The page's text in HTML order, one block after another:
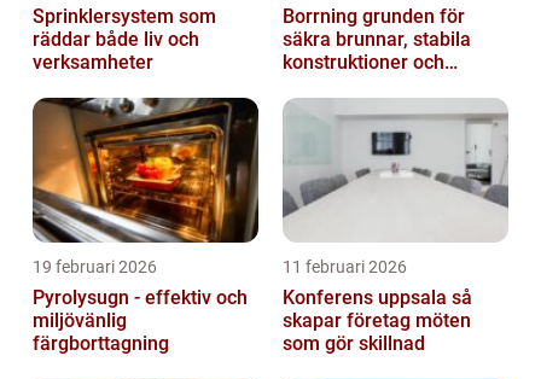
Sprinklersystem som
räddar både liv och
verksamheter
Borrning grunden för
säkra brunnar, stabila
konstruktioner och
19 februari 2026
Pyrolysugn - effektiv och
miljövänlig
färgborttagning
11 februari 2026
Konferens uppsala så
skapar företag möten
som gör skillnad